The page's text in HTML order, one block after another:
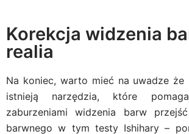
Korekcja widzenia
realia
Na koniec, warto mieć na uwadze
istnieją narzędzia, które
zaburzeniami widzenia barw
barwnego w tym testy Ishihary –